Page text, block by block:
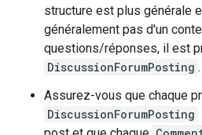
structure est plus générale
généralement pas d'un
questions/réponses, il est
DiscussionForumPosting .
Assurez-vous que chaque
DiscussionForumPosting